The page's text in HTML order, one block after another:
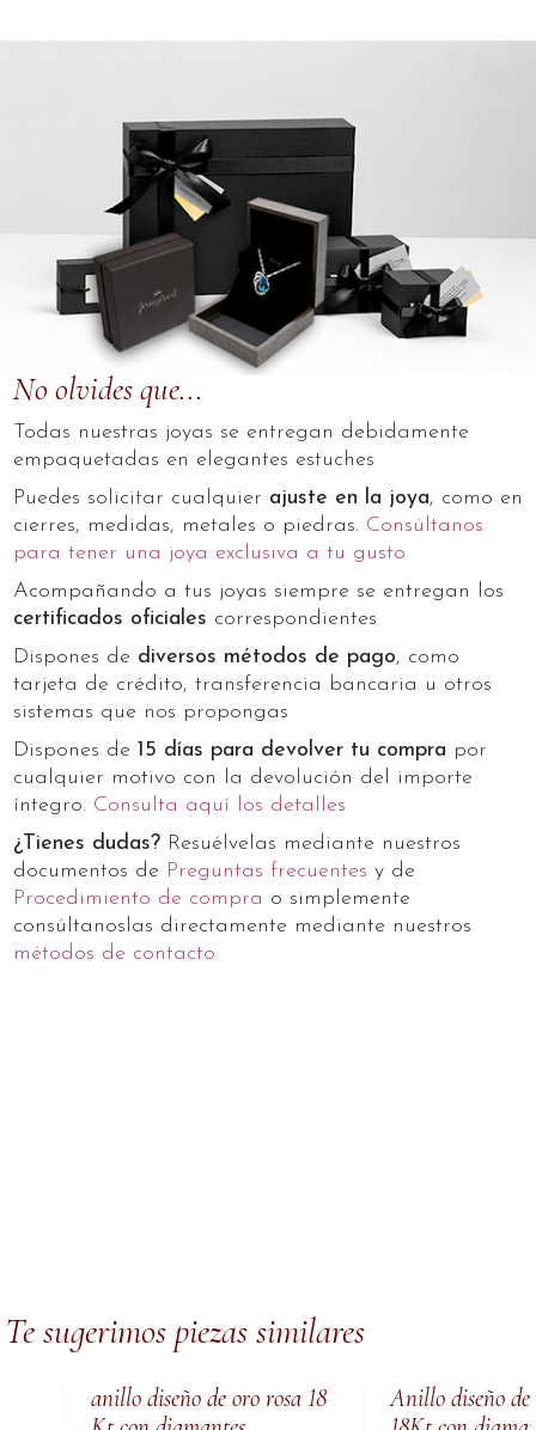
No olvides que...
Todas nuestras joyas se entregan debidamente
empaquetadas en elegantes estuches
Puedes solicitar cualquier ajuste en la joya, como en
cierres, medidas, metales o piedras. Consúltanos
para tener una joya exclusiva a tu gusto
Acompañando a tus joyas siempre se entregan los
certificados oficiales correspondientes
Dispones de diversos métodos de pago, como
tarjeta de crédito, transferencia bancaria u otros
sistemas que nos propongas
Dispones de15 días para devolver tu compra por
cualquier motivo con la devolución del importe
íntegro. Consulta aquí los detalles
¿Tienes dudas? Resuélvelas mediante nuestros
documentos de Preguntas frecuentes y de
Procedimiento de compra o simplemente
consúltanoslas directamente mediante nuestros
métodos de contacto
Te sugerimos piezas similares
anillo diseño de oro rosa 18
Anillo diseño de